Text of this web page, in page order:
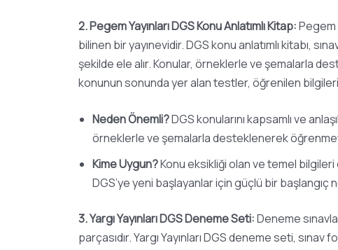
2. Pegem Yayınları DGS Konu Anlatımlı Kitap:Pegem
bilinen bir yayınevidir. DGS konu anlatımlı kitabı,
şekilde ele alır. Konular, örneklerle ve şemalarla
konunun sonunda yer alan testler, öğrenilen
Neden Önemli?DGS konularını kapsamlı ve
örneklerle ve şemalarla desteklenerek
Kime Uygun?Konu eksikliği olan ve temel
DGS’ye yeni başlayanlar için güçlü bir başlangıç
3. Yargı Yayınları DGS Deneme Seti:Deneme
parçasıdır. Yargı Yayınları DGS deneme seti,